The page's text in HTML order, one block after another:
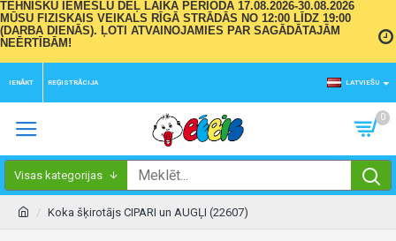
TEHNISKU IEMESLU DĒĻ LAIKA PERIODĀ 17.08.2026-30.08.2026
MŪSU FIZISKAIS VEIKALS RĪGĀ STRĀDĀS NO 12:00 LĪDZ 19:00
(DARBA DIENĀS). ĻOTI ATVAINOJAMIES PAR SAGĀDĀTAJĀM
NEĒRTĪBĀM!
IENĀKT REĢISTRĀCIJA LATVIEŠU
0
Visas kategorijas
Koka šķirotājs CIPARI un AUGĻI (22607)